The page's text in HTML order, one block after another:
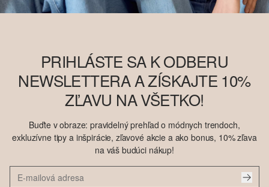
PRIHLÁSTE SA K ODBERU
NEWSLETTERA A ZÍSKAJTE 10%
ZĽAVU NA VŠETKO!
Buďte v obraze: pravidelný prehľad o módnych trendoch,
exkluzívne tipy a inšpirácie, zľavové akcie a ako bonus, 10% zľava
na váš budúci nákup!